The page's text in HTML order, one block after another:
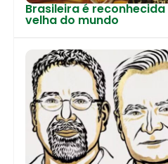
Brasileira é
velha do mundo